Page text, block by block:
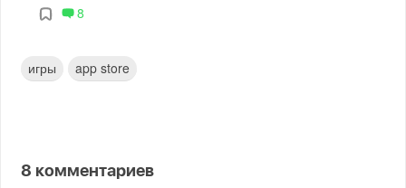
8
игры app store
8 комментариев